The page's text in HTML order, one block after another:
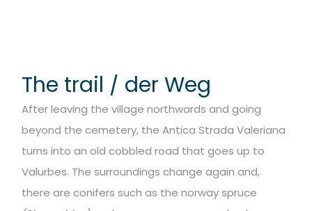
The trail / der Weg
After leaving the village northwards and going
beyond the cemetery, the Antica Strada Valeriana
turns into an old cobbled road that goes up to
Valurbes. The surroundings change again and,
there are conifers such as the norway spruce